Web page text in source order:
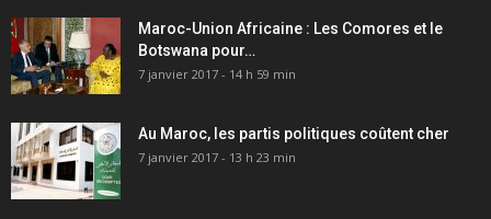
Maroc-Union Africaine : Les Comores et le
Botswana pour…
7 janvier 2017 - 14 h 59 min
Au Maroc, les partis politiques coûtent cher
7 janvier 2017 - 13 h 23 min